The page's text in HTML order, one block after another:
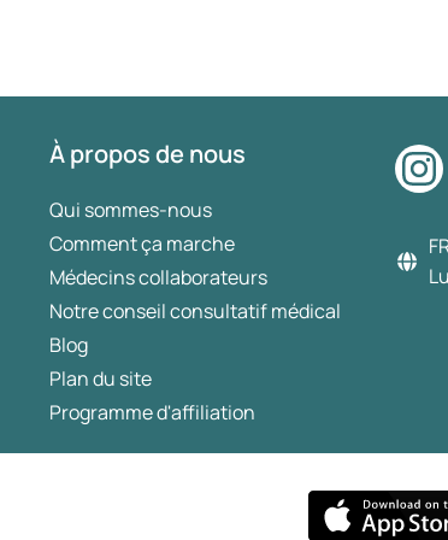
À propos de nous
Qui sommes-nous
Comment ça marche
Médecins collaborateurs
Notre conseil consultatif médical
Blog
Plan du site
Programme d'affiliation